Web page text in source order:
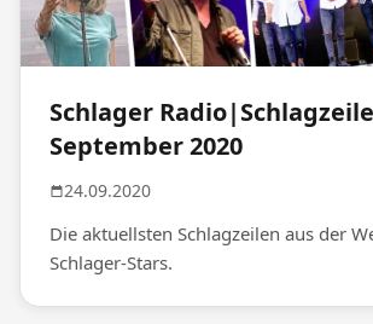
Schlager
September 2020
24.09.2020
Die aktuellsten Schlagzeilen aus der
Schlager-Stars.